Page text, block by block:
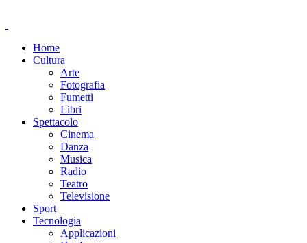
Home
Cultura
Arte
Fotografia
Fumetti
Libri
Spettacolo
Cinema
Danza
Musica
Radio
Teatro
Televisione
Sport
Tecnologia
Applicazioni